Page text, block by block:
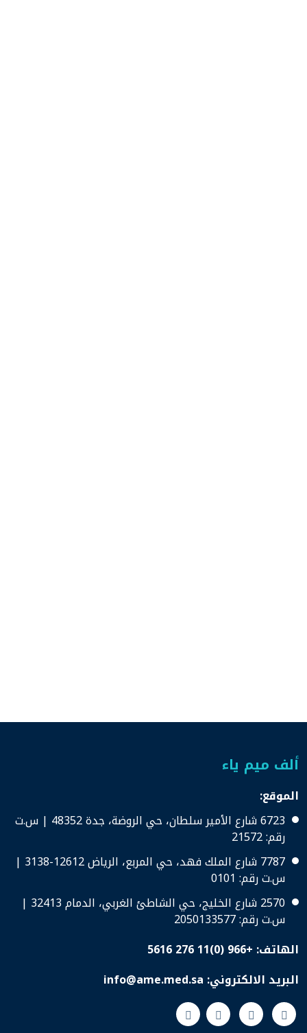
ألف ميم ياء
الموقع:
6723 شارع الأمير سلطان، حي الروضة، جدة 48352 | س.ت
رقم: 21572
7787 شارع الملك فهد، حي المربع، الرياض 12612-3138 |
س.ت رقم: 0101
2570 شارع الخليج، حي الشاطئ الغربي، الدمام 32413 |
س.ت رقم: 2050133577
الهاتف: +966 (0)11 276 5616
البريد الالكتروني: info@ame.med.sa